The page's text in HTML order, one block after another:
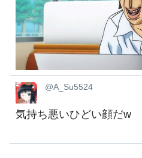
@A_Su5524
気持ち悪いひどい顔だw